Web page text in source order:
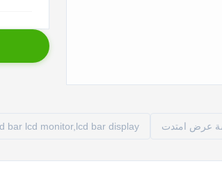
عرض امتدت bar lcd monitor,lcd bar display